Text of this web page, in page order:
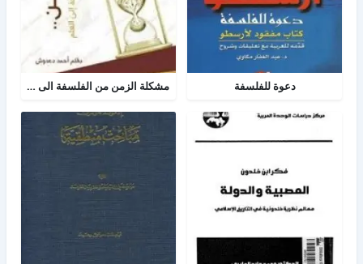
دعوة للفلسفة مشكلة الزمن من الفلسفة الى العلم